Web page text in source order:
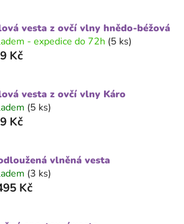
vesta z ovčí vlny hnědo-béžová
- expedice do 72h (5 ks)
Kč
vesta z ovčí vlny Káro
(5 ks)
Kč
vlněná vesta
(3 ks)
Kč